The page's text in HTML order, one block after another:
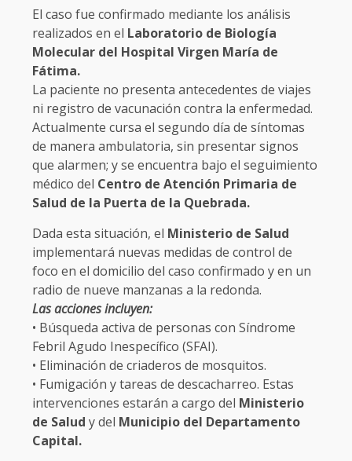
El caso fue confirmado mediante los análisis
realizados en el Laboratorio de Biología
Molecular del Hospital Virgen María de
Fátima.
La paciente no presenta antecedentes de viajes
ni registro de vacunación contra la enfermedad.
Actualmente cursa el segundo día de síntomas
de manera ambulatoria, sin presentar signos
que alarmen; y se encuentra bajo el seguimiento
médico del Centro de Atención Primaria de
Salud de la Puerta de la Quebrada.
Dada esta situación, el Ministerio de Salud
implementará nuevas medidas de control de
foco en el domicilio del caso confirmado y en un
radio de nueve manzanas a la redonda.
Las acciones incluyen:
• Búsqueda activa de personas con Síndrome
Febril Agudo Inespecífico (SFAI).
• Eliminación de criaderos de mosquitos.
• Fumigación y tareas de descacharreo. Estas
intervenciones estarán a cargo del Ministerio
de Salud y del Municipio del Departamento
Capital.